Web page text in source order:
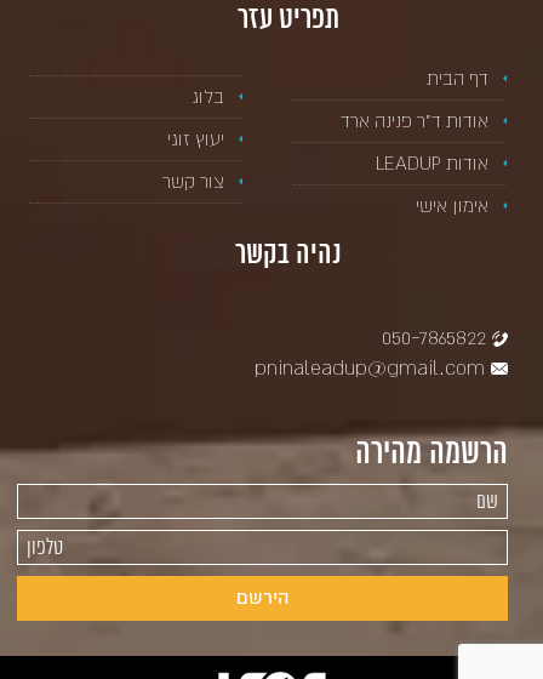
תפריט עזר
דף הבית
אודות ד”ר פנינה ארד
אודות LEADUP
אימון אישי
בלוג
יעוץ זוגי
צור קשר
נהיה בקשר
הרשמה מהירה